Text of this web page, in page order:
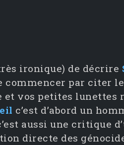
ironique) de décrire
commencer par citer
vos petites lunettes
c’est d’abord un
aussi une critique
directe des